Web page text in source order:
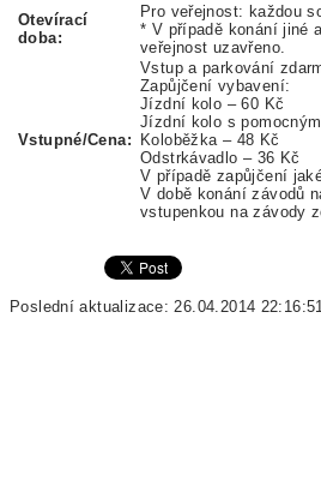
Otevírací
doba:
Pro veřejnost: každou
* V případě konání jiné
veřejnost uzavřeno.
Vstupné/Cena:
Vstup a parkování
Zapůjčení vybavení:
Jízdní kolo – 60 Kč
Jízdní kolo s
Koloběžka – 48 Kč
Odstrkávadlo – 36 Kč
V případě zapůjčení
V době konání závodů
vstupenkou na závody
Poslední aktualizace: 26.04.2014 22:16:51